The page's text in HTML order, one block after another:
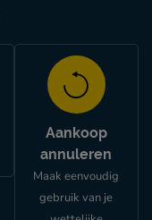
Aankoop
annuleren
Maak eenvoudig
gebruik van je